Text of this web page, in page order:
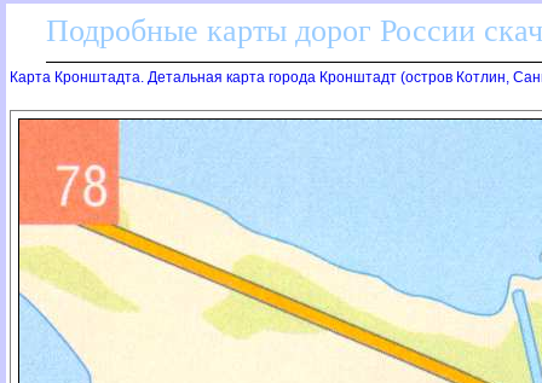
Подробные карты дорог России
Карта Кронштадта. Детальная карта города Кронштадт (остров Котлин,